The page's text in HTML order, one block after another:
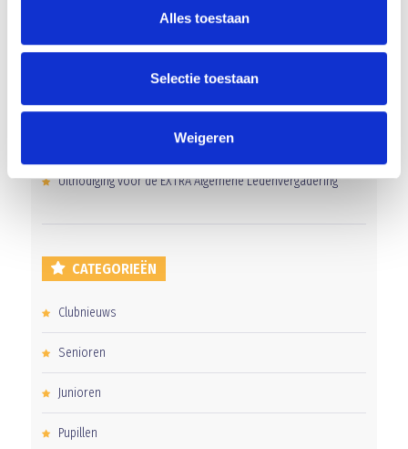
Alles toestaan
Selectie toestaan
Weigeren
‘Méér kansen voor de eigen jeugd’
Gelijkspel in eerste oefenwedstrijd tweede blok
Uitnodiging voor de EXTRA Algemene Ledenvergadering
CATEGORIEËN
Clubnieuws
Senioren
Junioren
Pupillen